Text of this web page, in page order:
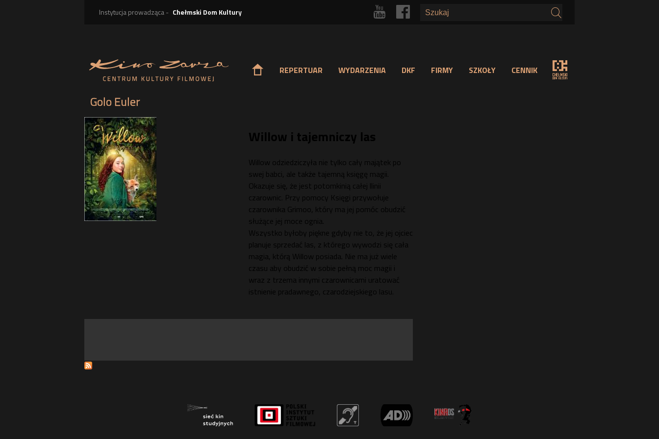
Instytucja prowadząca - Chełmski Dom Kultury r p
o REPERTUAR WYDARZENIA DKF FIRMY SZKOŁY CENNIK s
Golo Euler
Willow i tajemniczy las
Willow odziedziczyła nie tylko cały majątek po
swej babci, ale także tajemną księgę magii.
Okazuje się, że jest potomkinią całej llinii
czarownic. Przy pomocy Księgi przywołuje
czarownika Grimoo, który ma jej pomóc obudzić
służące jej moce ognia.
Wszystko byłoby piękne gdyby nie to, że jej ojciec
planuje sprzedać las, z którego wywodzi się cała
magia, którą Willow posiada. Nie ma już wiele
czasu aby obudzić w sobie pełną moc magii i
wraz z trzema innymi czarownicami uratować
istnienie pradawnego, czarodziejskiego lasu.